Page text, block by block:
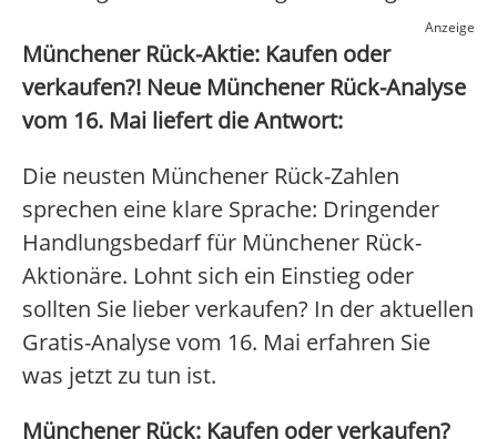
Anzeige
Münchener Rück-Aktie: Kaufen oder
verkaufen?! Neue Münchener Rück-Analyse
vom 16. Mai liefert die Antwort:
Die neusten Münchener Rück-Zahlen
sprechen eine klare Sprache: Dringender
Handlungsbedarf für Münchener Rück-
Aktionäre. Lohnt sich ein Einstieg oder
sollten Sie lieber verkaufen? In der aktuellen
Gratis-Analyse vom 16. Mai erfahren Sie
was jetzt zu tun ist.
Münchener Rück: Kaufen oder verkaufen?